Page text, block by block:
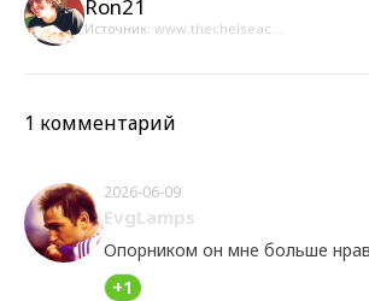
Ron21
Источник: www.thechelseac...
1 комментарий
2026-06-09
EvgLamps
Опорником он мне больше
+1